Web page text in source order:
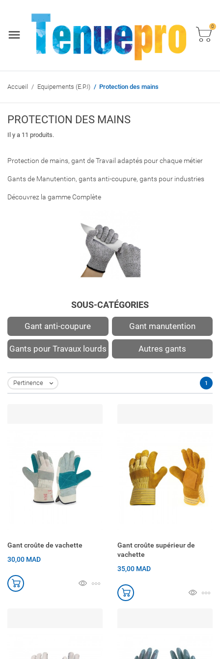
0
Accueil Equipements (E.P.I) Protection des mains
PROTECTION DES MAINS
Il y a 11 produits.
Protection de mains, gant de Travail adaptés pour chaque métier
Gants de Manutention, gants anti-coupure, gants pour industries
Découvrez la gamme Complète
SOUS-CATÉGORIES
Gant anti-coupure Gant manutention
Gants pour Travaux lourds Autres gants
Pertinence  1
Gant croûte de vachette
30,00 MAD
Gant croûte supérieur de
vachette
35,00 MAD